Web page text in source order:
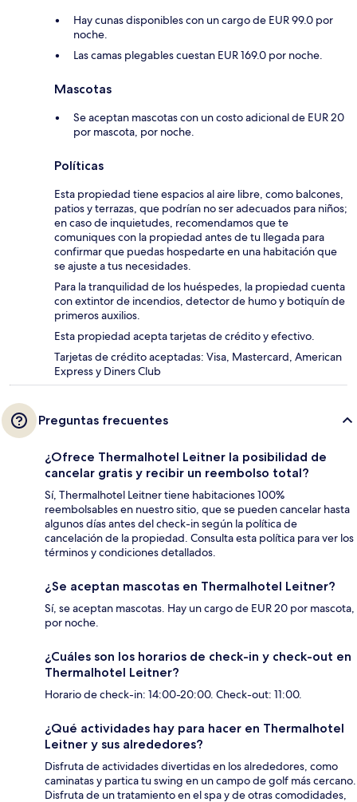
Hay cunas disponibles con un cargo de EUR 99.0 por
noche.
Las camas plegables cuestan EUR 169.0 por noche.
Mascotas
Se aceptan mascotas con un costo adicional de EUR 20
por mascota, por noche.
Políticas
Esta propiedad tiene espacios al aire libre, como balcones,
patios y terrazas, que podrían no ser adecuados para niños;
en caso de inquietudes, recomendamos que te
comuniques con la propiedad antes de tu llegada para
confirmar que puedas hospedarte en una habitación que
se ajuste a tus necesidades.
Para la tranquilidad de los huéspedes, la propiedad cuenta
con extintor de incendios, detector de humo y botiquín de
primeros auxilios.
Esta propiedad acepta tarjetas de crédito y efectivo.
Tarjetas de crédito aceptadas: Visa, Mastercard, American
Express y Diners Club
Preguntas frecuentes
¿Ofrece Thermalhotel Leitner la posibilidad de
cancelar gratis y recibir un reembolso total?
Sí, Thermalhotel Leitner tiene habitaciones 100%
reembolsables en nuestro sitio, que se pueden cancelar hasta
algunos días antes del check-in según la política de
cancelación de la propiedad. Consulta esta política para ver los
términos y condiciones detallados.
¿Se aceptan mascotas en Thermalhotel Leitner?
Sí, se aceptan mascotas. Hay un cargo de EUR 20 por mascota,
por noche.
¿Cuáles son los horarios de check-in y check-out en
Thermalhotel Leitner?
Horario de check-in: 14:00-20:00. Check-out: 11:00.
¿Qué actividades hay para hacer en Thermalhotel
Leitner y sus alrededores?
Disfruta de actividades divertidas en los alrededores, como
caminatas y partica tu swing en un campo de golf más cercano.
Disfruta de un tratamiento en el spa y de otras comodidades,